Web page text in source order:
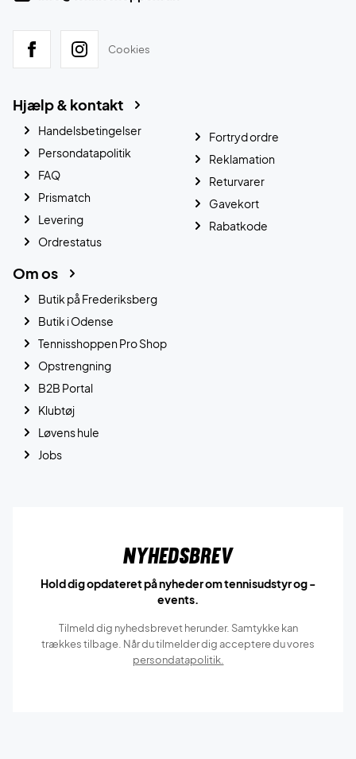
Cookies
Hjælp & kontakt
Handelsbetingelser
Persondatapolitik
FAQ
Prismatch
Levering
Ordrestatus
Fortryd ordre
Reklamation
Returvarer
Gavekort
Rabatkode
Om os
Butik på Frederiksberg
Butik i Odense
Tennisshoppen Pro Shop
Opstrengning
B2B Portal
Klubtøj
Løvens hule
Jobs
Nyhedsbrev
Hold dig opdateret på nyheder om tennisudstyr og -
events.
Tilmeld dig nyhedsbrevet herunder. Samtykke kan
trækkes tilbage. Når du tilmelder dig acceptere du vores
persondatapolitik.